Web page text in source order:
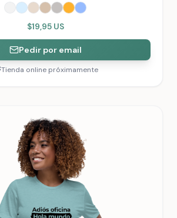
$19,95 US
Pedir por email
Tienda online próximamente